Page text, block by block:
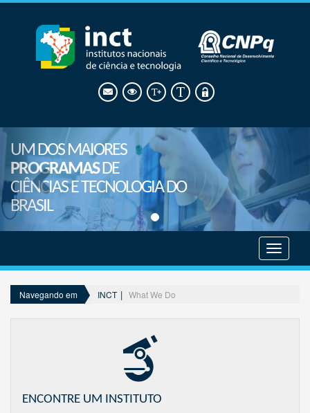
UM DOS MAIORES
PROGRAMASDE
CIÊNCIAS E TECNOLOGIA DO
BRASIL
menu
Navegando em INCT What We Do
ENCONTRE UM INSTITUTO